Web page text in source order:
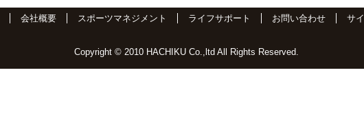
会社概要 スポーツマネジメント ライフサポート お問い合わせ サ
Copyright © 2010 HACHIKU Co.,ltd All Rights Reserved.